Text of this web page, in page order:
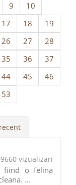
9
10
17 18
19
26 27
28
35 36
37
44 45
46
53
vizualizari
fiind o felina
...